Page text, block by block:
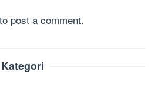
to post a comment.
Kategori